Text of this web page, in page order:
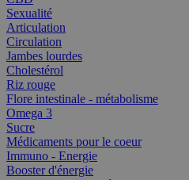
Sexualité
Articulation
Circulation
Jambes lourdes
Cholestérol
Riz rouge
Flore intestinale - métabolisme
Omega 3
Sucre
Médicaments pour le coeur
Immuno - Energie
Booster d'énergie